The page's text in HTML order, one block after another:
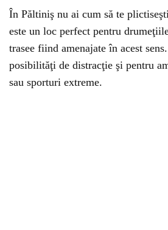
În Păltiniş nu ai cum să te
este un loc perfect pentru
trasee fiind amenajate în acest
posibilităţi de distracţie şi pentru
sau sporturi extreme.